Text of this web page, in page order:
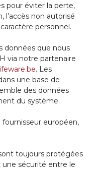
pour éviter la perte,
l’accès non autorisé
personnel.
données que nous
via notre partenaire
. Les
une base de
des données
du système.
européen,
toujours protégées
une sécurité entre le